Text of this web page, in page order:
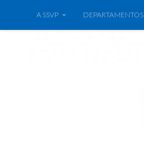
A SSVP DEPARTAMENTOS